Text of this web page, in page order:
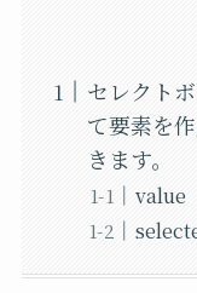
セレクト
て要素を
きます。
value